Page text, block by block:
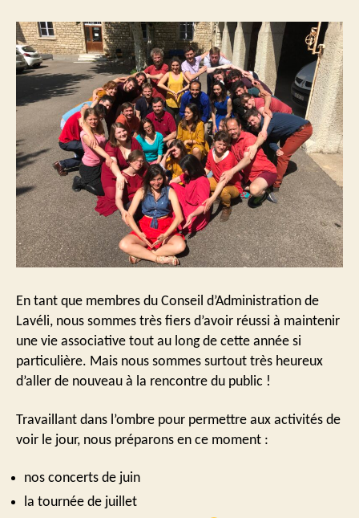
En tant que membres du Conseil d’Administration de
Lavéli, nous sommes très fiers d’avoir réussi à maintenir
une vie associative tout au long de cette année si
particulière. Mais nous sommes surtout très heureux
d’aller de nouveau à la rencontre du public !
Travaillant dans l’ombre pour permettre aux activités de
voir le jour, nous préparons en ce moment :
nos concerts de juin
la tournée de juillet